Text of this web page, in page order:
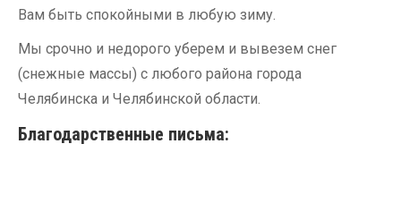
Вам быть спокойными в любую зиму.
Мы срочно и недорого уберем и вывезем снег
(снежные массы) с любого района города
Челябинска и Челябинской области.
Благодарственные письма: